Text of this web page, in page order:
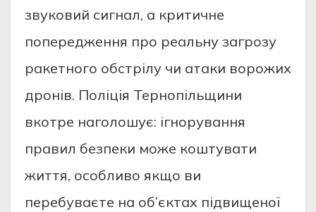
звуковий сигнал, а критичне
попередження про реальну загрозу
ракетного обстрілу чи атаки ворожих
дронів. Поліція Тернопільщини
вкотре наголошує: ігнорування
правил безпеки може коштувати
життя, особливо якщо ви
перебуваєте на об’єктах підвищеної